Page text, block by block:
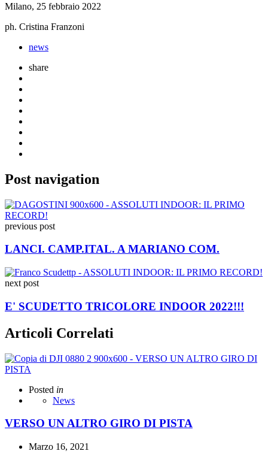
Milano, 25 febbraio 2022
ph. Cristina Franzoni
news
share
Post navigation
previous post
LANCI. CAMP.ITAL. A MARIANO COM.
next post
E' SCUDETTO TRICOLORE INDOOR 2022!!!
Articoli Correlati
Posted in
News
VERSO UN ALTRO GIRO DI PISTA
Marzo 16, 2021